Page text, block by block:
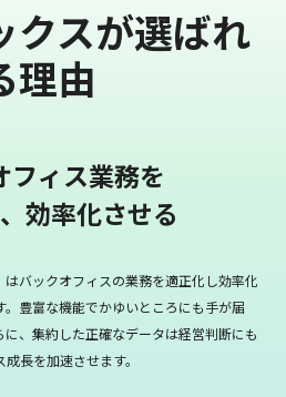
クスが選ばれ
理由
フィス業務を
効率化させる
バックオフィスの業務を適正化し効率化
豊富な機能でかゆいところにも手が届
に、集約した正確なデータは経営判断にも
長を加速させます。